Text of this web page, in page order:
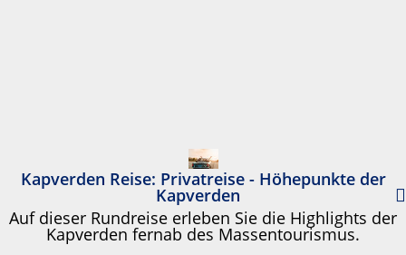
Kapverden Reise: Privatreise - Höhepunkte der
Kapverden
Auf dieser Rundreise erleben Sie die Highlights der
Kapverden fernab des Massentourismus.